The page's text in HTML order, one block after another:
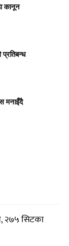
कानून
प्रतिबन्ध
मनाइँदै
२७५ सिटका